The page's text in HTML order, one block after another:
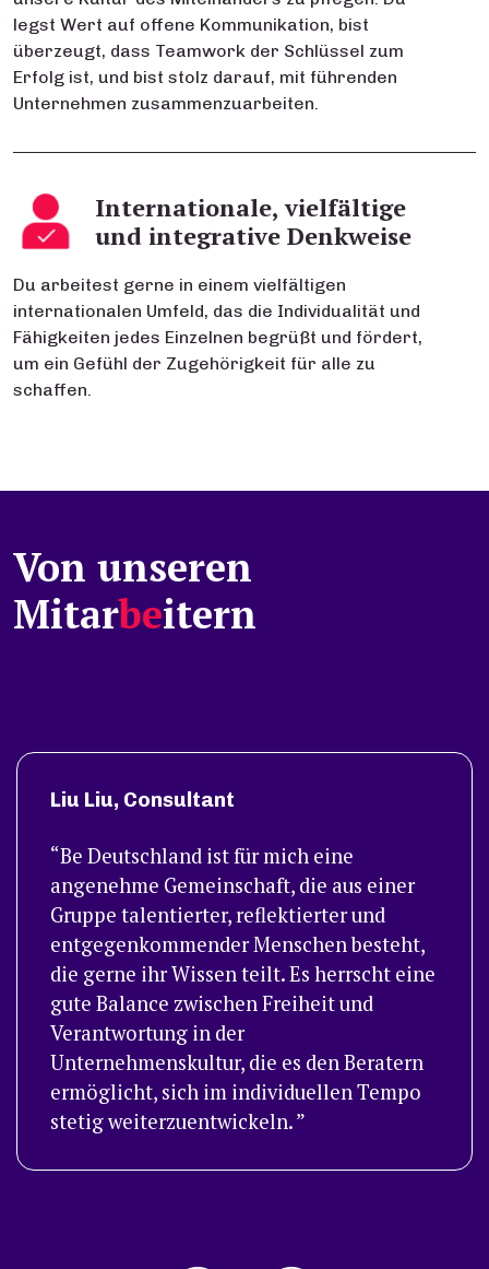
legst Wert auf offene Kommunikation, bist
überzeugt, dass Teamwork der Schlüssel zum
Erfolg ist, und bist stolz darauf, mit führenden
Unternehmen zusammenzuarbeiten.
Internationale, vielfältige
und integrative Denkweise
Du arbeitest gerne in einem vielfältigen
internationalen Umfeld, das die Individualität und
Fähigkeiten jedes Einzelnen begrüßt und fördert,
um ein Gefühl der Zugehörigkeit für alle zu
schaffen.
Von unseren
Mitarbeitern
Liu Liu, Consultant
Be Deutschland ist für mich eine
angenehme Gemeinschaft, die aus einer
Gruppe talentierter, reflektierter und
entgegenkommender Menschen besteht,
die gerne ihr Wissen teilt. Es herrscht eine
gute Balance zwischen Freiheit und
Verantwortung in der
Unternehmenskultur, die es den Beratern
ermöglicht, sich im individuellen Tempo
stetig weiterzuentwickeln.